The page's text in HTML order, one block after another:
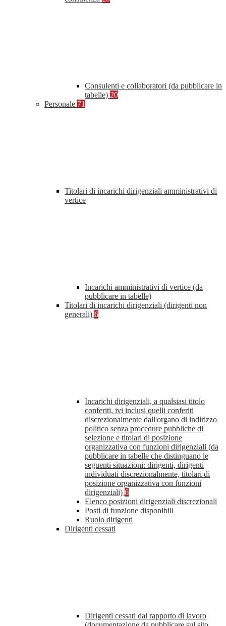
Consulenti e collaboratori (da pubblicare in
tabelle) 20
Personale 71
Titolari di incarichi dirigenziali amministrativi di
vertice
Incarichi amministrativi di vertice (da
pubblicare in tabelle)
Titolari di incarichi dirigenziali (dirigenti non
generali) 6
Incarichi dirigenziali, a qualsiasi titolo
conferiti, ivi inclusi quelli conferiti
discrezionalmente dall'organo di indirizzo
politico senza procedure pubbliche di
selezione e titolari di posizione
organizzativa con funzioni dirigenziali (da
pubblicare in tabelle che distinguano le
seguenti situazioni: dirigenti, dirigenti
individuati discrezionalmente, titolari di
posizione organizzativa con funzioni
dirigenziali) 6
Elenco posizioni dirigenziali discrezionali
Posti di funzione disponibili
Ruolo dirigenti
Dirigenti cessati
Dirigenti cessati dal rapporto di lavoro